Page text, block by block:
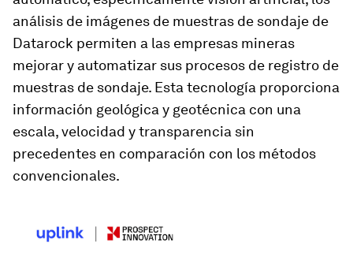
análisis de imágenes de muestras de sondaje de
Datarock permiten a las empresas mineras
mejorar y automatizar sus procesos de registro de
muestras de sondaje. Esta tecnología proporciona
información geológica y geotécnica con una
escala, velocidad y transparencia sin
precedentes en comparación con los métodos
convencionales.